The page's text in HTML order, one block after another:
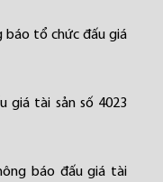
báo tổ chức đấu giá
giá tài sản số 4023
báo đấu giá tài